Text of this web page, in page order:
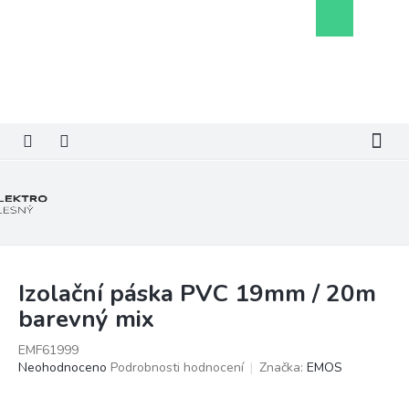
košík
Izolační páska PVC 19mm / 20m
barevný mix
EMF61999
Průměrné
Neohodnoceno Podrobnosti hodnocení Značka: EMOS